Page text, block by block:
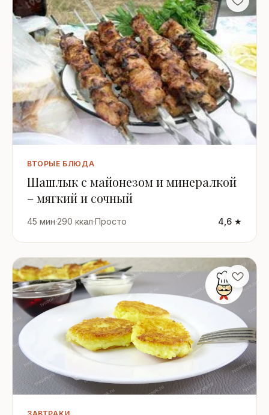
ВТОРЫЕ БЛЮДА
Шашлык с майонезом и минералкой
– мягкий и сочный
45 мин·290 ккал·Просто 4,6 ★